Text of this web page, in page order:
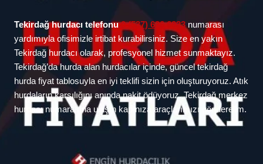
Tekirdağ hurdacı telefonu0 (537) 626 6923numarası
yardımıyla ofisimizle irtibat kurabilirsiniz. Size en yakın
Tekirdağ hurdacı olarak, profesyonel hizmet sunmaktayız.
Tekirdağ’da hurda alan hurdacılar içinde, güncel tekirdağ
hurda fiyat tablosuyla en iyi teklifi sizin için oluşturuyoruz. Atık
hurdaların karşılığını anında nakit ödüyoruz. Tekirdağ merkez
hurdacı numarasına ulaşın kapınıza araçlarımızı gönderelim.